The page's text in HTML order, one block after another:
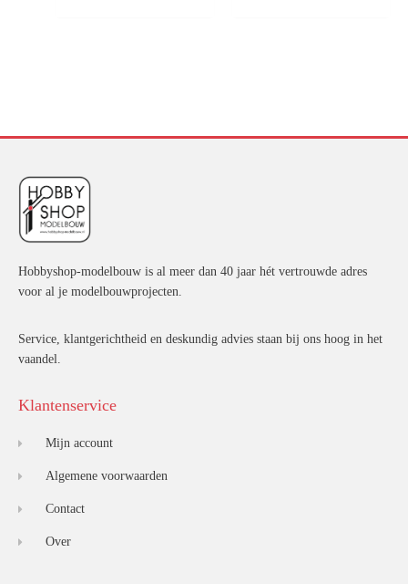
Hobbyshop-modelbouw is al meer dan 40 jaar hét vertrouwde adres
voor al je modelbouwprojecten.
Service, klantgerichtheid en deskundig advies staan bij ons hoog in het
vaandel.
Klantenservice
Mijn account
Algemene voorwaarden
Contact
Over